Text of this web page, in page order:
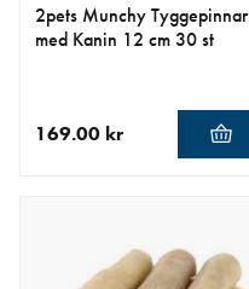
2pets Munchy Tyggepinnar
med Kanin 12 cm 30 st
169.00 kr